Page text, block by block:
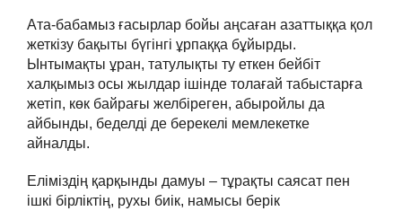
Ата-бабамыз ғасырлар бойы аңсаған азаттыққа қол
жеткізу бақыты бүгінгі ұрпаққа бұйырды.
Ынтымақты ұран, татулықты ту еткен бейбіт
халқымыз осы жылдар ішінде толағай табыстарға
жетіп, көк байрағы желбіреген, абыройлы да
айбынды, беделді де берекелі мемлекетке
айналды.
Еліміздің қарқынды дамуы – тұрақты саясат пен
ішкі бірліктің, рухы биік, намысы берік